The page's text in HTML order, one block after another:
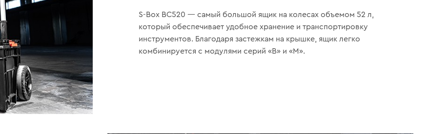
S-Box BC520 — самый большой ящик на колесах объемом 52 л,
который обеспечивает удобное хранение и транспортировку
инструментов. Благодаря застежкам на крышке, ящик легко
комбинируется с модулями серий «B» и «М».